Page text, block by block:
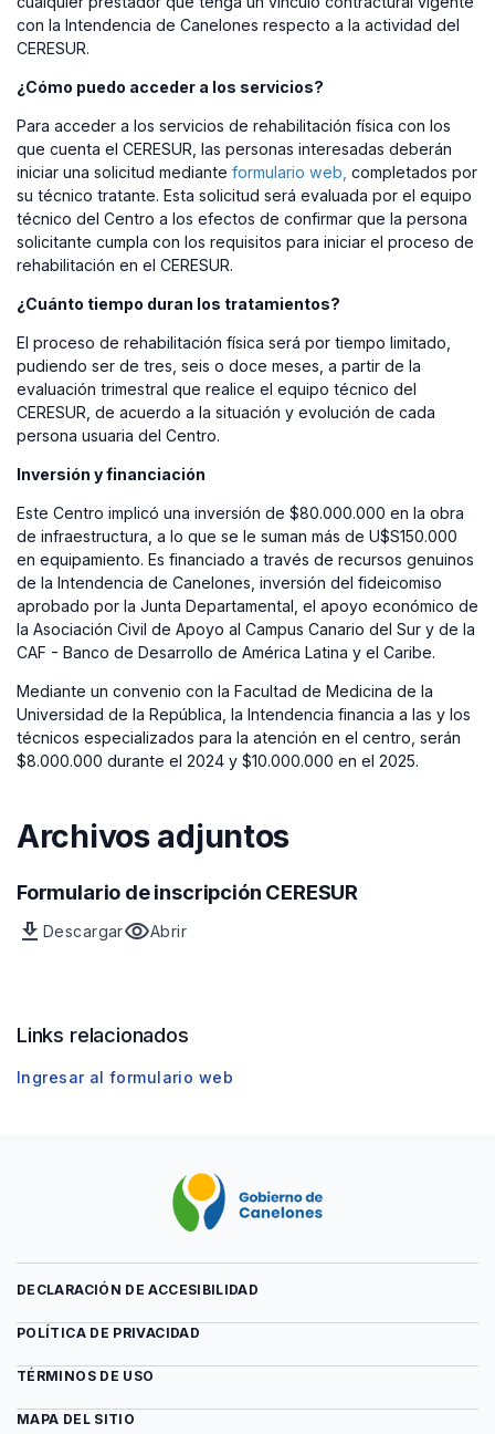
con la Intendencia de Canelones respecto a la actividad del
CERESUR.
¿Cómo puedo acceder a los servicios?
Para acceder a los servicios de rehabilitación física con los
que cuenta el CERESUR, las personas interesadas deberán
iniciar una solicitud mediante formulario web, completados por
su técnico tratante. Esta solicitud será evaluada por el equipo
técnico del Centro a los efectos de confirmar que la persona
solicitante cumpla con los requisitos para iniciar el proceso de
rehabilitación en el CERESUR.
¿Cuánto tiempo duran los tratamientos?
El proceso de rehabilitación física será por tiempo limitado,
pudiendo ser de tres, seis o doce meses, a partir de la
evaluación trimestral que realice el equipo técnico del
CERESUR, de acuerdo a la situación y evolución de cada
persona usuaria del Centro.
Inversión y financiación
Este Centro implicó una inversión de $80.000.000 en la obra
de infraestructura, a lo que se le suman más de U$S150.000
en equipamiento. Es financiado a través de recursos genuinos
de la Intendencia de Canelones, inversión del fideicomiso
aprobado por la Junta Departamental, el apoyo económico de
la Asociación Civil de Apoyo al Campus Canario del Sur y de la
CAF - Banco de Desarrollo de América Latina y el Caribe.
Mediante un convenio con la Facultad de Medicina de la
Universidad de la República, la Intendencia financia a las y los
técnicos especializados para la atención en el centro, serán
$8.000.000 durante el 2024 y $10.000.000 en el 2025.
Archivos adjuntos
Formulario de inscripción CERESUR
download
Archivo
CERESUR
Descargarvisibility
vista
Formulario
inscripción
Abrir
Links relacionados
Ingresar al formulario web
DECLARACIÓN DE ACCESIBILIDAD
POLÍTICA DE PRIVACIDAD
TÉRMINOS DE USO
MAPA DEL SITIO